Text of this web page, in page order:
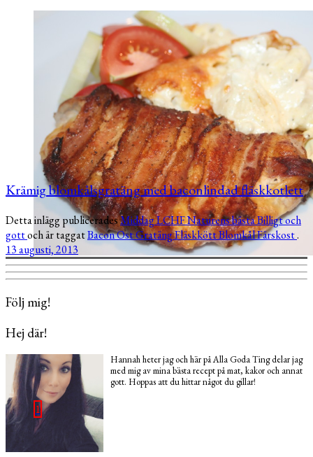
1
Krämig blomkålsgratäng med baconlindad fläskkotlett
Detta inlägg publiceradesMiddagLCHFNaturens bästaBilligt och
gottoch är taggatBaconOstGratängFläskköttBlomkålFärskost.
13 augusti, 2013
Följ mig!
Hej där!
Hannah heter jag och här på Alla Goda Ting delar jag
med mig av mina bästa recept på mat, kakor och annat
gott. Hoppas att du hittar något du gillar!